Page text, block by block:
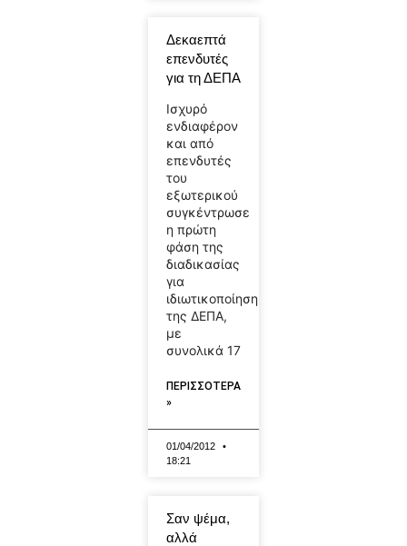
Δεκαεπτά
επενδυτές
για τη ΔΕΠΑ
Ισχυρό
ενδιαφέρον
και από
επενδυτές
του
εξωτερικού
συγκέντρωσε
η πρώτη
φάση της
διαδικασίας
για
ιδιωτικοποίηση
της ΔΕΠΑ,
με
συνολικά 17
ΠΕΡΙΣΣΟΤΕΡΑ
»
01/04/2012
18:21
Σαν ψέμα,
αλλά